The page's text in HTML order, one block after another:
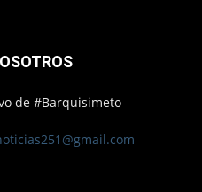
de #Barquisimeto